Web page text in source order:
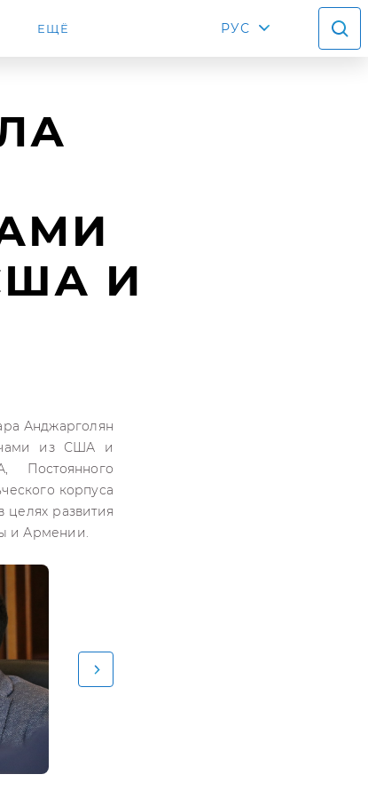
ЕЩЁ РУС
И
Анджарголян
из США и
Постоянного
корпуса
развития
и Армении.